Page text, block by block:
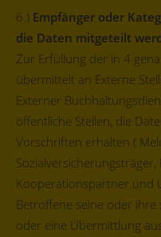
6.) Empfänger oder
die Daten mitgeteilt
Zur Erfüllung der in 4
übermittelt an Externe
Externer
öffentliche Stellen, die
Vorschriften erhalten (
Kooperationspartner und
Betroffene seine oder ihre
oder eine Übermittlung